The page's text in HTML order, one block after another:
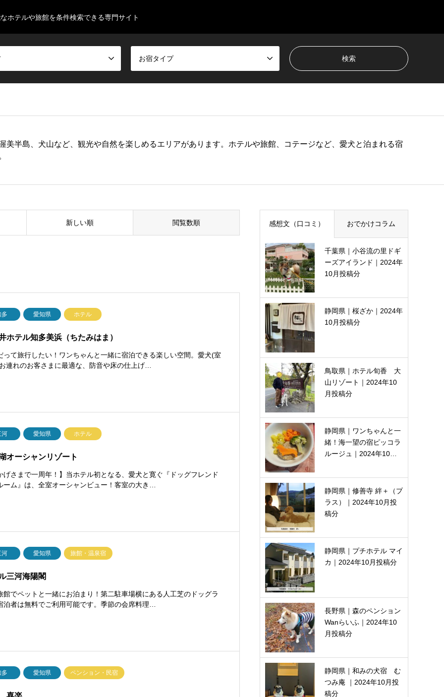
ホテルや旅館を条件検索できる専門サイト
お宿タイプ
美半島、犬山など、観光や自然を楽しめるエリアがあります。ホテルや旅館、コテージなど、愛犬と泊まれる宿
新しい順 閲覧数順
多 愛知県 ホテル
ホテル知多美浜（ちたみはま）
って旅行したい！ワンちゃんと一緒に宿泊できる楽しい空間。愛犬(室
連れのお客さまに最適な、防音や床の仕上げ…
河 愛知県 ホテル
オーシャンリゾート
げさまで一周年！】当ホテル初となる、愛犬と寛ぐ『ドッグフレンド
ーム』は、全室オーシャンビュー！客室の大き…
河 愛知県 旅館・温泉宿
三河海陽閣
館でペットと一緒にお泊まり！第二駐車場横にある人工芝のドッグラ
泊者は無料でご利用可能です。季節の会席料理…
多 愛知県 ペンション・民宿
感想文（口コミ） おでかけコラム
千葉県｜小谷流の里ドギ
ーズアイランド｜2024年
10月投稿分
静岡県｜桜ざか｜2024年
10月投稿分
鳥取県｜ホテル旬香 大
山リゾート｜2024年10
月投稿分
静岡県｜ワンちゃんと一
緒！海一望の宿ピッコラ
ルージュ｜2024年10…
静岡県｜修善寺 絆＋（プ
ラス）｜2024年10月投
稿分
静岡県｜プチホテル マイ
カ｜2024年10月投稿分
長野県｜森のペンション
Wanらいふ｜2024年10
月投稿分
静岡県｜和みの犬宿 む
つみ庵 ｜2024年10月投
稿分